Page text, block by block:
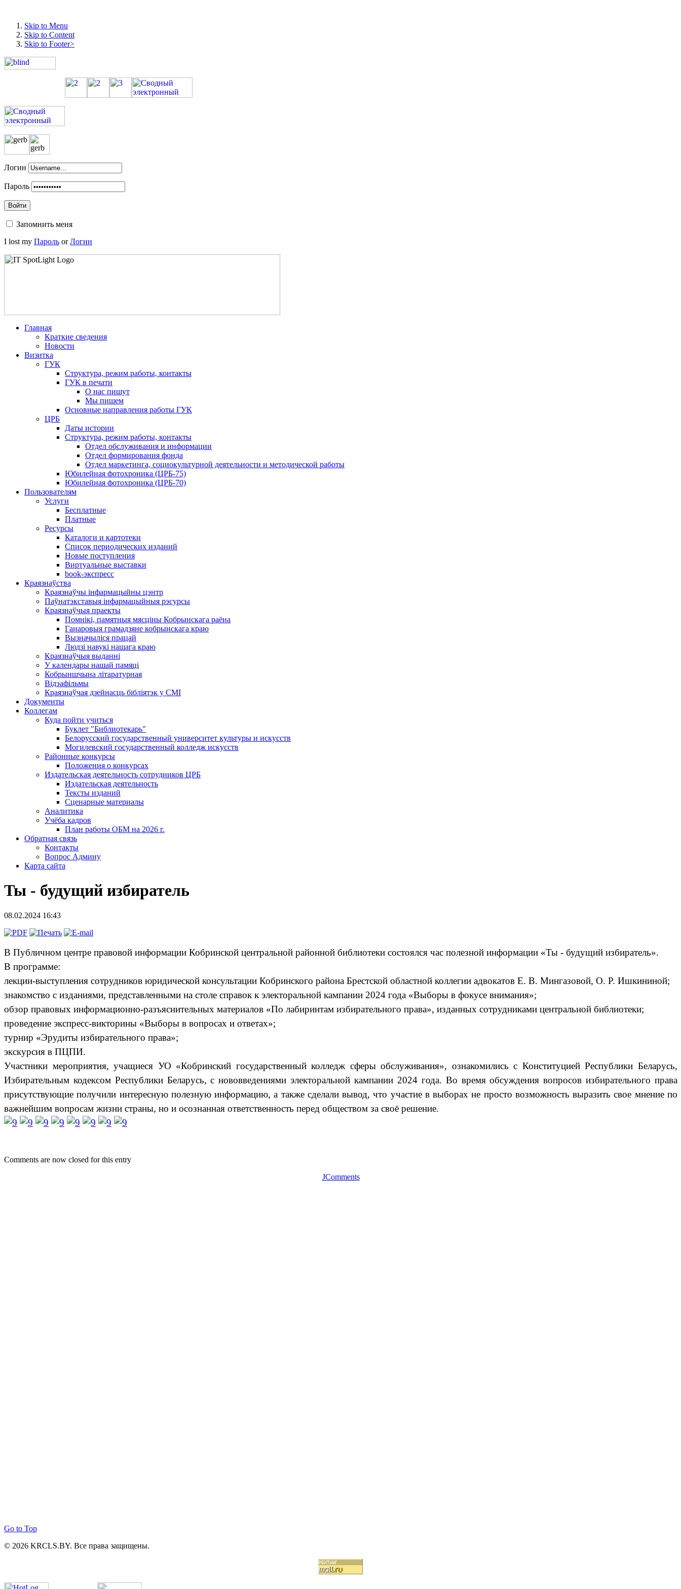
Skip to Menu
Skip to Content
Skip to Footer>
Логин
Пароль
Войти
Запомнить меня
I lost my Пароль orЛогин
Главная
Краткие сведения
Новости
Визитка
ГУК
Структура, режим работы, контакты
ГУК в печати
О нас пишут
Мы пишем
Основные направления работы ГУК
ЦРБ
Даты истории
Структура, режим работы, контакты
Отдел обслуживания и информации
Отдел формирования фонда
Отдел маркетинга, социокультурной деятельности и методической работы
Юбилейная фотохроника (ЦРБ-75)
Юбилейная фотохроника (ЦРБ-70)
Пользователям
Услуги
Бесплатные
Платные
Ресурсы
Каталоги и картотеки
Список периодических изданий
Новые поступления
Виртуальные выставки
book-экспресс
Краязнаўства
Краязнаўчы інфармацыйны цэнтр
Паўнатэкставыя інфармацыйныя рэсурсы
Краязнаўчыя праекты
Помнікі, памятныя мясціны Кобрынскага раёна
Ганаровыя грамадзяне кобрынскага краю
Вызначыліся працай
Людзі навукі нашага краю
Краязнаўчыя выданні
У календары нашай памяці
Кобрыншчына літаратурная
Відэафільмы
Краязнаўчая дзейнасць бібліятэк у СМІ
Документы
Коллегам
Куда пойти учиться
Буклет "Библиотекарь"
Белорусский государственный университет культуры и искусств
Могилевский государственный колледж искусств
Районные конкурсы
Положения о конкурсах
Издательская деятельность сотрудников ЦРБ
Издательская деятельность
Тексты изданий
Сценарные материалы
Аналитика
Учёба кадров
План работы ОБМ на 2026 г.
Обратная связь
Контакты
Вопрос Админу
Карта сайта
Ты - будущий избиратель
08.02.2024 16:43
В Публичном центре правовой информации Кобринской центральной районной библиотеки состоялся час полезной информации «Ты - будущий избиратель».
В программе:
лекции-выступления сотрудников юридической консультации Кобринского района Брестской областной коллегии адвокатов Е. В. Мингазовой, О. Р. Ишкининой;
знакомство с изданиями, представленными на столе справок к электоральной кампании 2024 года «Выборы в фокусе внимания»;
обзор правовых информационно-разъяснительных материалов «По лабиринтам избирательного права», изданных сотрудниками центральной библиотеки;
проведение экспресс-викторины «Выборы в вопросах и ответах»;
турнир «Эрудиты избирательного права»;
экскурсия в ПЦПИ.
Участники мероприятия, учащиеся УО «Кобринский государственный колледж сферы обслуживания», ознакомились с Конституцией Республики Беларусь,
Избирательным кодексом Республики Беларусь, с нововведениями электоральной кампании 2024 года. Во время обсуждения вопросов избирательного права
присутствующие получили интересную полезную информацию, а также сделали вывод, что участие в выборах не просто возможность выразить свое мнение по
важнейшим вопросам жизни страны, но и осознанная ответственность перед обществом за своё решение.
Comments are now closed for this entry
JComments
Go to Top
© 2026 KRCLS.BY. Все права защищены.